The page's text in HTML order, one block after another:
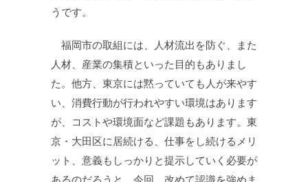
うです。
福岡市の取組には、人材流出を防ぐ、また
人材、産業の集積といった目的もありまし
た。他方、東京には黙っていても人が来やす
い、消費行動が行われやすい環境はあります
が、コストや環境面など課題もあります。東
京・大田区に居続ける、仕事をし続けるメリ
ット、意義もしっかりと提示していく必要が
あるのだろうと、今回、改めて認識を強めま